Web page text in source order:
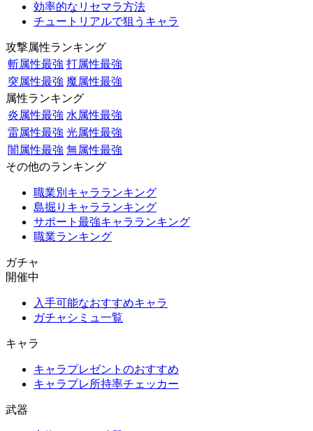
効率的なリセマラ方法
チュートリアルで狙うキャラ
攻撃属性ランキング
斬属性最強 打属性最強
突属性最強 魔属性最強
属性ランキング
炎属性最強 水属性最強
雷属性最強 光属性最強
闇属性最強 無属性最強
その他のランキング
職業別キャラランキング
島掘りキャラランキング
サポート最強キャラランキング
職業ランキング
ガチャ
開催中
入手可能なおすすめキャラ
ガチャシミュ一覧
キャラ
キャラプレゼントのおすすめ
キャラプレ所持率チェッカー
武器